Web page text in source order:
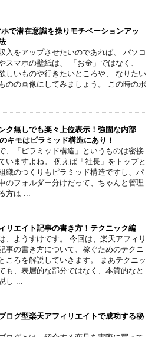
ホで潜在意識を操りモチベーションアッ
入をアップさせたいのであれば、 パソコ
スマホの壁紙は、 「お金」ではなく、
しいものや行きたいところや、 なりたい
のの画像にしてみましょう。 この時のポ
ク無しでも楽々上位表示！強固な内部
キモはピラミッド構造にあり！
、「ピラミッド構造」というものは密接
いますよね。 例えば「社長」をトップと
織のつくりもピラミッド構造ですし、パ
のフォルダー分けだって、ちゃんと管理
方は ...
リエイト記事の書き方！テクニック編
、ようすけです。 今回は、楽天アフィリ
事の書き方について、稼ぐためのテクニ
ころを解説していきます。 まあテクニッ
も、表層的な部分ではなく、本質的なと
し ...
ログ型楽天アフィリエイトで成功する秘